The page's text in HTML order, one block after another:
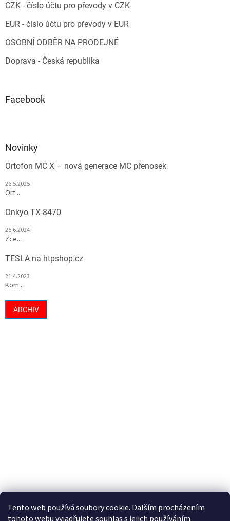
Tento web používá soubory cookie. Dalším procházením
CZK - číslo účtu pro převody v CZK
EUR - číslo účtu pro převody v EUR
OSOBNÍ ODBĚR NA PRODEJNĚ
Doprava - Česká republika
Facebook
Novinky
Ortofon MC X – nová generace MC přenosek
26.5.2025
Ort...
Onkyo TX-8470
25.6.2024
Zce...
TESLA na htpshop.cz
21.4.2023
Kom...
ARCHIV